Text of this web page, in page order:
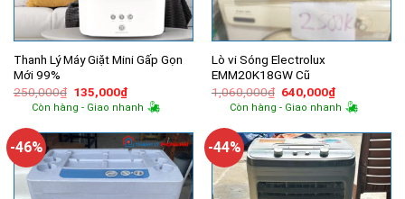
Thanh Lý Máy Giặt Mini Gấp Gọn
Mới 99%
250,000₫ Giá
gốc
là:
135,000₫Giá
hiện
tại
135,000₫.
Còn hàng - Giao nhanh
Lò vi Sóng Electrolux
EMM20K18GW Cũ
1,060,000₫ Giá
gốc
là:
640,000₫Giá
hiện
tại
640,000₫.
Còn hàng - Giao nhanh
-46% -44%